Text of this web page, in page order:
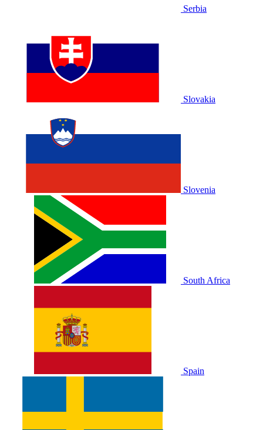
Serbia
Slovakia
Slovenia
South Africa
Spain